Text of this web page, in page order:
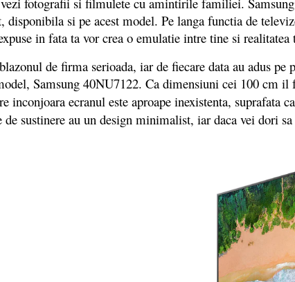
disponibila si pe acest model. Pe langa functia de
in fata ta vor crea o emulatie intre tine si
de firma serioada, iar de fiecare data au adus
Samsung 40NU7122. Ca dimensiuni cei 100
inconjoara ecranul este aproape inexistenta, suprafata
sustinere au un design minimalist, iar daca vei dori